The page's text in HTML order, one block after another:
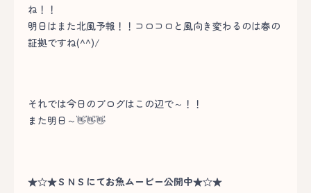
ね！！
明日はまた北風予報！！コロコロと風向き変わるのは春の
証拠ですね(^^)/
それでは今日のブログはこの辺で～！！
また明日～👋👋👋
★☆★ＳＮＳにてお魚ムービー公開中★☆★